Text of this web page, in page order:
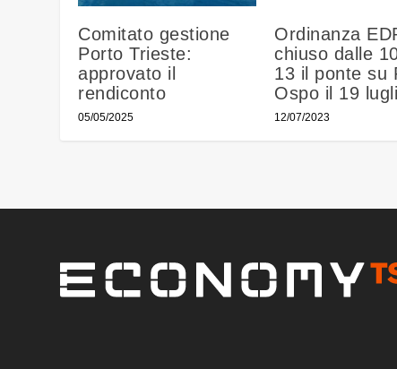
Comitato gestione
Porto Trieste:
approvato il
rendiconto
05/05/2025
Ordinanza
chiuso dalle
13 il ponte su
Ospo il 19
12/07/2023